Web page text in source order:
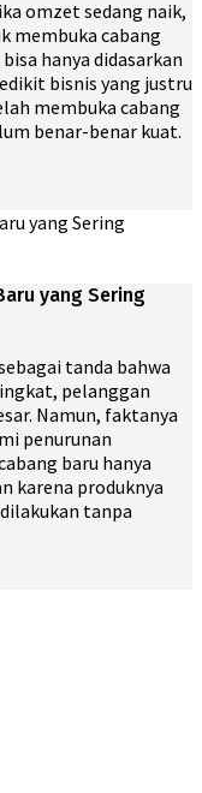
omzet sedang naik,
membuka cabang
hanya didasarkan
bisnis yang justru
membuka cabang
benar-benar kuat.
yang Sering
tanda bahwa
pelanggan
Namun, faktanya
penurunan
baru hanya
karena produknya
tanpa